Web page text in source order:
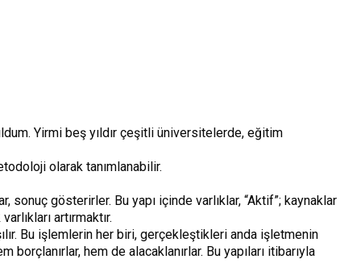
Yirmi beş yıldır çeşitli üniversitelerde, eğitim
olarak tanımlanabilir.
sonuç gösterirler. Bu yapı içinde varlıklar, “Aktif”; kaynaklar
artırmaktır.
Bu işlemlerin her biri, gerçekleştikleri anda işletmenin
hem de alacaklanırlar. Bu yapıları itibarıyla